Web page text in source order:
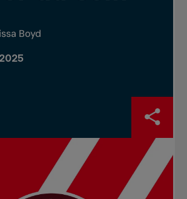
Boyd